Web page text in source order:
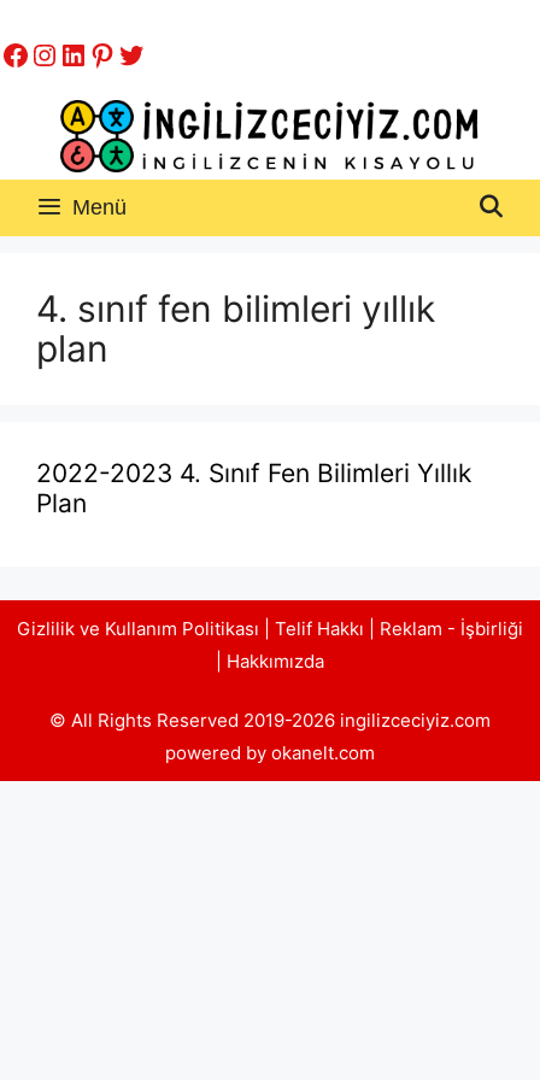
atla
Facebook
Instagram
LinkedIn
Pinterest
Twitter
Menü
4. sınıf fen bilimleri yıllık
plan
2022-2023 4. Sınıf Fen Bilimleri Yıllık
Plan
Gizlilik ve Kullanım Politikası Telif Hakkı
Reklam - İşbirliği
Hakkımızda
© All Rights Reserved 2019-2026 ingilizceciyiz.com
powered by okanelt.com